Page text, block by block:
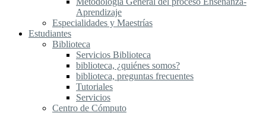
Aprendizaje
Especialidades y Maestrías
Estudiantes
Biblioteca
Servicios Biblioteca
biblioteca, ¿quiénes somos?
biblioteca, preguntas frecuentes
Tutoriales
Servicios
Centro de Cómputo